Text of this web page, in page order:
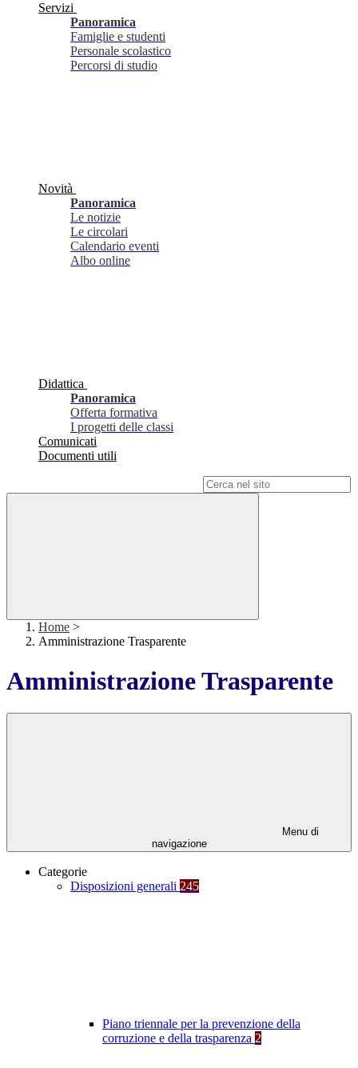
Servizi
Panoramica
Famiglie e studenti
Personale scolastico
Percorsi di studio
Novità
Panoramica
Le notizie
Le circolari
Calendario eventi
Albo online
Didattica
Panoramica
Offerta formativa
I progetti delle classi
Comunicati
Documenti utili
Home >
Amministrazione Trasparente
Amministrazione Trasparente
Menu di
navigazione
Categorie
Disposizioni generali 245
Piano triennale per la prevenzione della
corruzione e della trasparenza 2